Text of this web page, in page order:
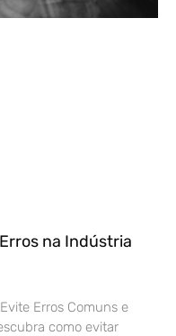
na Indústria
Erros Comuns e
como evitar